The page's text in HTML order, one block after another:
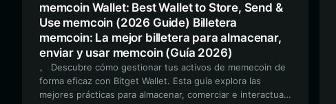
memcoin Wallet: Best Wallet to Store, Send &
Use memcoin (2026 Guide) Billetera
memcoin: La mejor billetera para almacenar,
enviar y usar memcoin (Guía 2026)
。 Descubre cómo gestionar tus activos de memecoin de
forma eficaz con Bitget Wallet. Esta guía explora las
mejores prácticas para almacenar, comerciar e interactuar